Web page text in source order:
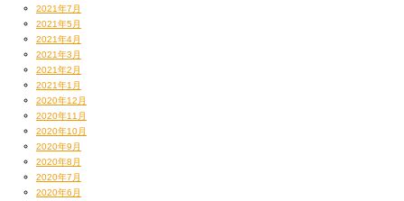
初の全国ツアー、『ラップ＆ギターvol.1』
リハーサルついに開始！
2021年7月
2021年5月
2021年4月
2021年3月
2021年2月
2021年1月
2020年12月
2020年11月
2020年10月
2020年9月
2020年8月
2020年7月
2020年6月